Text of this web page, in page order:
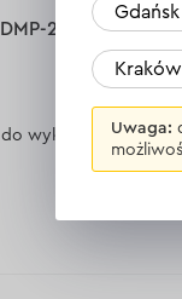
200 (bez
wykonania
Gdańsk
Kraków
Uwaga: